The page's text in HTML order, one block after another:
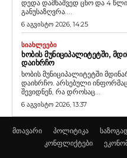
დედა დამნაშვედ ცნო და 4
განუსაზღვრა....
6 აგვისტო 2026, 14:25
ᲡᲘᲐᲮᲚᲔᲔᲑᲘ
ᲮᲝᲑᲘᲡ ᲛᲣᲜᲘᲪᲘᲞᲐᲚᲘᲢᲔᲢᲨᲘ,
ᲓᲐᲘᲮᲠᲩᲝ
ხობის მუნიციპალიტეტში
დაიხრჩო. არსებული
შევიდნენ, რა დროსაც...
6 აგვისტო 2026, 13:37
მთავარი პოლიტიკა
კონფლიქტები